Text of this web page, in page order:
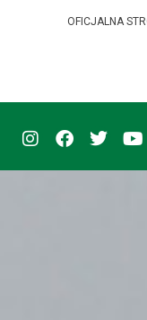
OFICJALNA